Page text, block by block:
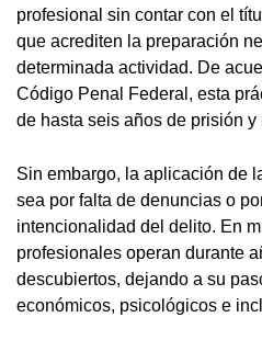
profesional sin contar con el
que acrediten la preparación
determinada actividad. De
Código Penal Federal, esta
de hasta seis años de prisión
Sin embargo, la aplicación de
sea por falta de denuncias o
intencionalidad del delito. En
profesionales operan durante
descubiertos, dejando a su
económicos, psicológicos e